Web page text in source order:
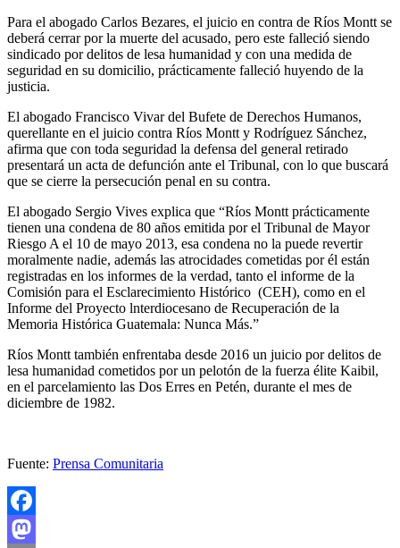
Para el abogado Carlos Bezares, el juicio en contra de Ríos Montt se
deberá cerrar por la muerte del acusado, pero este falleció siendo
sindicado por delitos de lesa humanidad y con una medida de
seguridad en su domicilio, prácticamente falleció huyendo de la
justicia.
El abogado Francisco Vivar del Bufete de Derechos Humanos,
querellante en el juicio contra Ríos Montt y Rodríguez Sánchez,
afirma que con toda seguridad la defensa del general retirado
presentará un acta de defunción ante el Tribunal, con lo que buscará
que se cierre la persecución penal en su contra.
El abogado Sergio Vives explica que “Ríos Montt prácticamente
tienen una condena de 80 años emitida por el Tribunal de Mayor
Riesgo A el 10 de mayo 2013, esa condena no la puede revertir
moralmente nadie, además las atrocidades cometidas por él están
registradas en los informes de la verdad, tanto el informe de la
Comisión para el Esclarecimiento Histórico (CEH), como en el
Informe del Proyecto lnterdiocesano de Recuperación de la
Memoria Histórica Guatemala: Nunca Más.”
Ríos Montt también enfrentaba desde 2016 un juicio por delitos de
lesa humanidad cometidos por un pelotón de la fuerza élite Kaibil,
en el parcelamiento las Dos Erres en Petén, durante el mes de
diciembre de 1982.
Fuente: Prensa Comunitaria
Facebook